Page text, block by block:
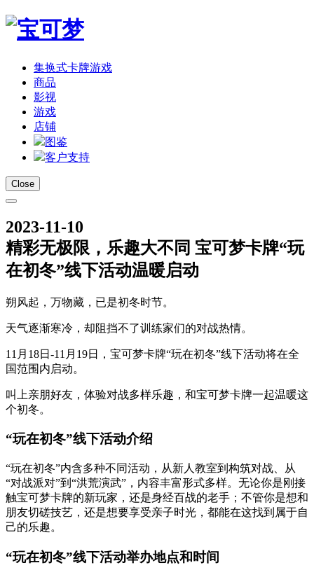
集换式卡牌游戏
商品
影视
游戏
店铺
图鉴
客户支持
Close
2023-11-10
精彩无极限，乐趣大不同 宝可梦卡牌“玩
在初冬”线下活动温暖启动
朔风起，万物藏，已是初冬时节。
天气逐渐寒冷，却阻挡不了训练家们的对战热情。
11月18日-11月19日，宝可梦卡牌“玩在初冬”线下活动将在全
国范围内启动。
叫上亲朋好友，体验对战多样乐趣，和宝可梦卡牌一起温暖这
个初冬。
“玩在初冬”线下活动介绍
“玩在初冬”内含多种不同活动，从新人教室到构筑对战、从
“对战派对”到“洪荒演武”，内容丰富形式多样。无论你是刚接
触宝可梦卡牌的新玩家，还是身经百战的老手；不管你是想和
朋友切磋技艺，还是想要享受亲子时光，都能在这找到属于自
己的乐趣。
“玩在初冬”线下活动举办地点和时间